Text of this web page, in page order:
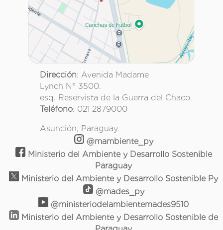
Dirección: Avenida Madame
Lynch N° 3500.
esq. Reservista de la Guerra del Chaco.
Teléfono: 021 2879000
Asunción, Paraguay.
@mambiente_py
Ministerio del Ambiente y Desarrollo Sostenible
Paraguay
Ministerio del Ambiente y Desarrollo Sostenible Py
@mades_py
@ministeriodelambientemades9510
Ministerio del Ambiente y Desarrollo Sostenible de